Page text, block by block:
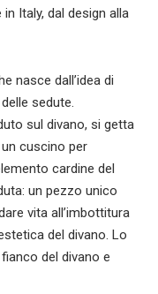
Italy, dal design alla
nasce dall’idea di
sedute.
sul divano, si getta
cuscino per
cardine del
un pezzo unico
vita all’imbottitura
del divano. Lo
del divano e